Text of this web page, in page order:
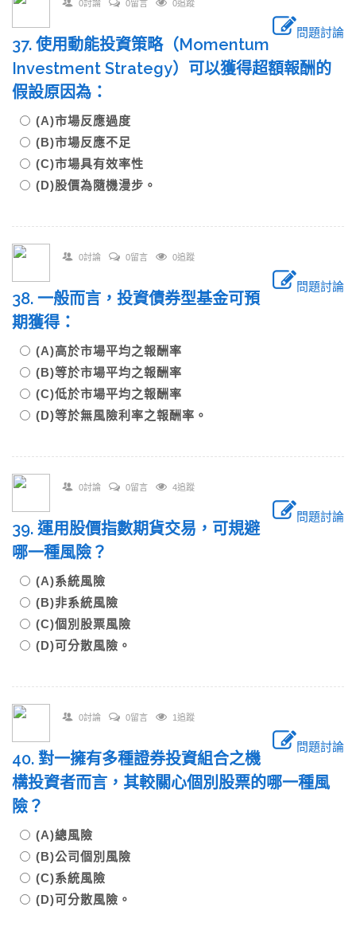
0討論 0留言 0追蹤
問題討論
37. 使用動能投資策略（Momentum
Investment Strategy）可以獲得超額報酬的
假設原因為：
(A)市場反應過度
(B)市場反應不足
(C)市場具有效率性
(D)股價為隨機漫步。
0討論 0留言 0追蹤
問題討論
38. 一般而言，投資債券型基金可預
期獲得：
(A)高於市場平均之報酬率
(B)等於市場平均之報酬率
(C)低於市場平均之報酬率
(D)等於無風險利率之報酬率。
0討論 0留言 4追蹤
問題討論
39. 運用股價指數期貨交易，可規避
哪一種風險？
(A)系統風險
(B)非系統風險
(C)個別股票風險
(D)可分散風險。
0討論 0留言 1追蹤
問題討論
40. 對一擁有多種證券投資組合之機
構投資者而言，其較關心個別股票的哪一種風
險？
(A)總風險
(B)公司個別風險
(C)系統風險
(D)可分散風險。